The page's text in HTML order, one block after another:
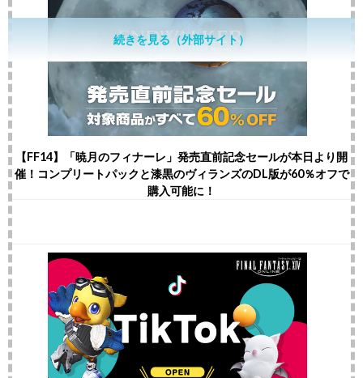
【FF14】「暁月のフィナーレ」発売直前記念セールが本日より開
催！コンプリートパックと漆黒のヴィランズのDL版が60％オフで
購入可能に！
続きを見る（外部サイト）